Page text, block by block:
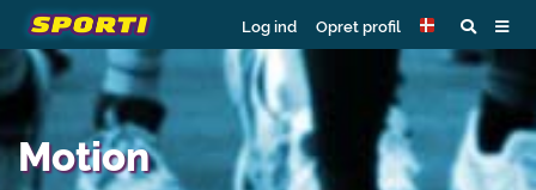
Log ind Opret profil
Motion